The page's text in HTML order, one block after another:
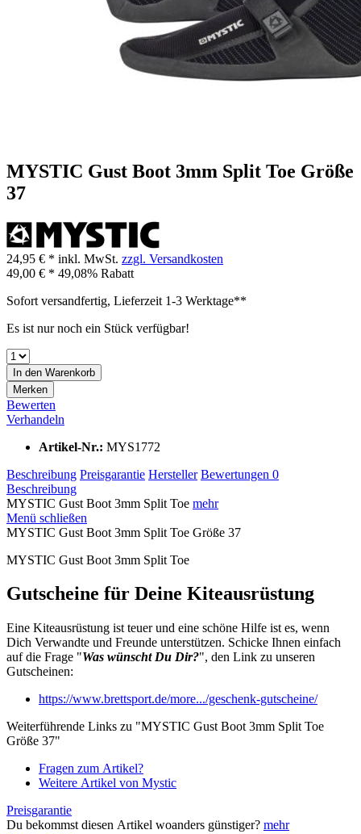
MYSTIC Gust Boot 3mm Split Toe Größe
37
24,95 € * inkl. MwSt. zzgl. Versandkosten
49,00 € * 49,08% Rabatt
Sofort versandfertig, Lieferzeit 1-3 Werktage**
Es ist nur noch ein Stück verfügbar!
In den Warenkorb
Merken
Bewerten
Verhandeln
Artikel-Nr.: MYS1772
Beschreibung Preisgarantie Hersteller Bewertungen 0
Beschreibung
MYSTIC Gust Boot 3mm Split Toe mehr
Menü schließen
MYSTIC Gust Boot 3mm Split Toe Größe 37
MYSTIC Gust Boot 3mm Split Toe
Gutscheine für Deine Kiteausrüstung
Eine Kiteausrüstung ist teuer und eine schöne Hilfe ist es, wenn
Dich Verwandte und Freunde unterstützen. Schicke Ihnen einfach
auf die Frage "Was wünscht Du Dir?", den Link zu unseren
Gutscheinen:
https://www.brettsport.de/more.../geschenk-gutscheine/
Weiterführende Links zu "MYSTIC Gust Boot 3mm Split Toe
Größe 37"
Fragen zum Artikel?
Weitere Artikel von Mystic
Preisgarantie
Du bekommst diesen Artikel woanders günstiger? mehr